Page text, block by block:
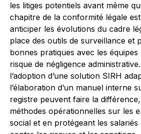
les litiges potentiels avant même
chapitre de la conformité légale
anticiper les évolutions du cadre
place des outils de surveillance et
bonnes pratiques avec les
risque de négligence
l’adoption d’une solution SIRH
l’élaboration d’un manuel interne
registre peuvent faire la
méthodes opérationnelles sur les
social et en protégeant les salariés